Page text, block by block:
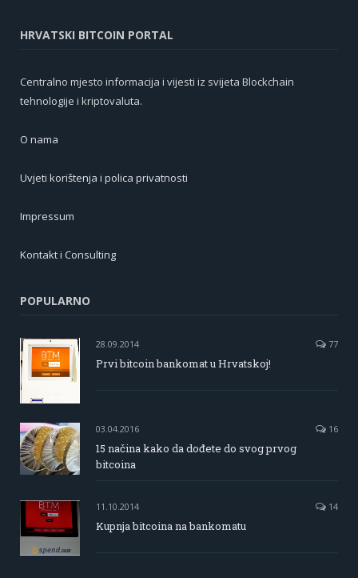
HRVATSKI BITCOIN PORTAL
Centralno mjesto informacija i vijesti iz svijeta Blockchain
tehnologije i kriptovaluta.
O nama
Uvjeti korištenja i polica privatnosti
Impressum
Kontakt i Consulting
POPULARNO
28.09.2014 77
Prvi bitcoin bankomat u Hrvatskoj!
03.04.2016 16
15 načina kako da dođete do svog prvog
bitcoina
11.10.2014 14
Kupnja bitcoina na bankomatu